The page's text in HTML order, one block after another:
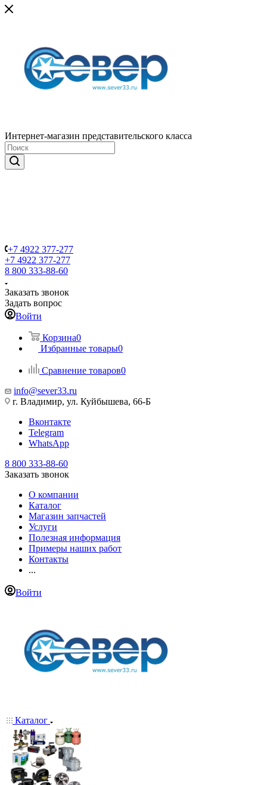
Интернет-магазин представительского класса
+7 4922 377-277
+7 4922 377-277
8 800 333-88-60
Заказать звонок
Задать вопрос
Войти
Корзина0
Избранные товары0
Сравнение товаров0
info@sever33.ru
г. Владимир, ул. Куйбышева, 66-Б
Вконтакте
Telegram
WhatsApp
8 800 333-88-60
Заказать звонок
О компании
Каталог
Магазин запчастей
Услуги
Полезная информация
Примеры наших работ
Контакты
...
Войти
Каталог